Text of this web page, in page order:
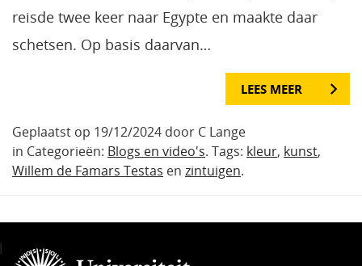
reisde twee keer naar Egypte en maakte daar
schetsen. Op basis daarvan…
LEES MEER
Geplaatst op 19/12/2024 door C Lange
in Categorieën: Blogs en video's. Tags: kleur, kunst,
Willem de Famars Testas en zintuigen.